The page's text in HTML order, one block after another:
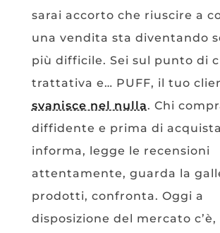
sarai accorto che riuscire a
una vendita sta diventando
più difficile. Sei sul punto di
trattativa e… PUFF, il tuo
svanisce nel nulla. Chi
diffidente e prima di
informa, legge le recensioni
attentamente, guarda la
prodotti, confronta. Oggi a
disposizione del mercato c’è,